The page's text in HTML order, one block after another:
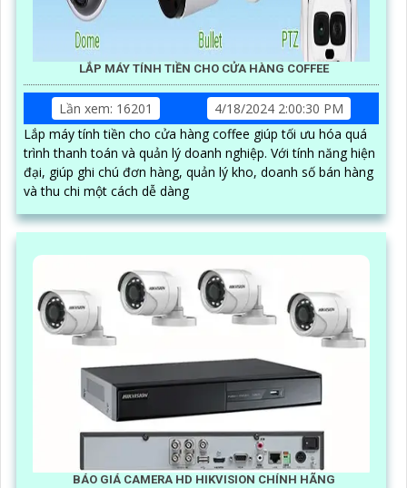
LẮP MÁY TÍNH TIỀN CHO CỬA HÀNG COFFEE
Lần xem: 16201
4/18/2024 2:00:30 PM
Lắp máy tính tiền cho cửa hàng coffee giúp tối ưu hóa quá
trình thanh toán và quản lý doanh nghiệp. Với tính năng hiện
đại, giúp ghi chú đơn hàng, quản lý kho, doanh số bán hàng
và thu chi một cách dễ dàng
BÁO GIÁ CAMERA HD HIKVISION CHÍNH HÃNG